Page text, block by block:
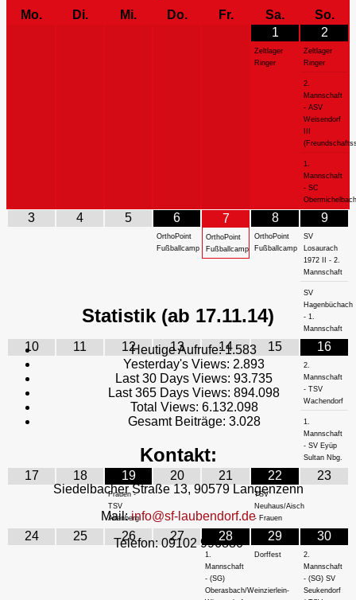
Mo. Di. Mi. Do. Fr. Sa.
So.
1
Zeltlager
Ringer
2
Zeltlager
Ringer
2.
Mannschaft
- ASV
Weisendorf
1.
Mannschaft
- SC
Obermichelbach
3 4 5 6
OrthoPoint
Fußballcamp
7
OrthoPoint
Fußballcamp
8
OrthoPoint
Fußballcamp
9
SV
Losaurach
1972 II - 2.
Mannschaft
SV
Hagenbüchach
- 1.
Mannschaft
10 11 12 13 14 15 16
2.
Mannschaft
- TSV
Wachendorf
1.
Mannschaft
- SV Eyüp
Sultan Nbg.
17 18 19
Frauen -
TSV
Altenberg
20 21 22
TSV
Neuhaus/Aisch
- Frauen
23
24 25 26 27 28
1.
Mannschaft
- (SG)
Oberasbach/Weinzierlein-
29
Dorffest
30
2.
Mannschaft
- (SG) SV
Seukendorf
Statistik (ab 17.11.14)
Heutige Aufrufe:1.583
Yesterday's Views: 2.893
Last 30 Days Views: 93.735
Last 365 Days Views: 894.098
Total Views: 6.132.098
Gesamt Beiträge: 3.028
Kontakt:
Siedelbacher Straße 13, 90579 Langenzenn
Mail:info@sf-laubendorf.de
Telefon: 09102 996880